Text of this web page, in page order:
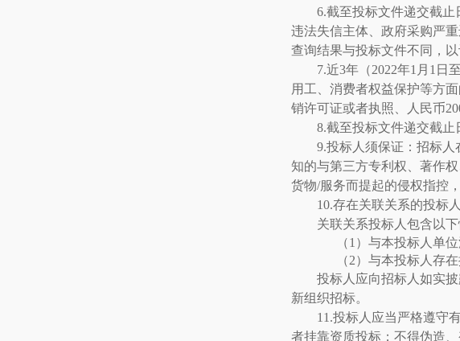
6.截至投标文件递交截止
违法失信主体、政府采购严
查询结果与投标文件不同，
7.近3年（2022年1月1日
用工、消费者权益保护等方
销许可证或者执照、人民币
8.截至投标文件递交截止
9.投标人须保证：招标人
知的与第三方专利权、著作
货物/服务而提起的侵权指控
10.存在关联关系的投标
关联关系投标人包含以下
（1） 与本投标人单
（2） 与本投标人存
投标人应向招标人如实
新组织招标。
11.投标人应当严格遵守
者挂靠资质投标；不得伪造